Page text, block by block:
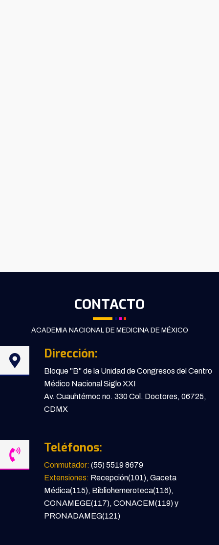
CONTACTO
ACADEMIA NACIONAL DE MEDICINA DE MÉXICO
Dirección:
Bloque "B" de la Unidad de Congresos del Centro
Médico Nacional Siglo XXI
Av. Cuauhtémoc no. 330 Col. Doctores, 06725,
CDMX
Teléfonos:
Conmutador: (55) 5519 8679
Extensiones: Recepción(101), Gaceta
Médica(115), Bibliohemeroteca(116),
CONAMEGE(117), CONACEM(119) y
PRONADAMEG(121)